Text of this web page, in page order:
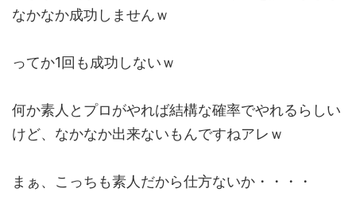
なかなか成功しませんｗ
ってか1回も成功しないｗ
何か素人とプロがやれば結構な確率でやれるらしい
けど、なかなか出来ないもんですねアレｗ
まぁ、こっちも素人だから仕方ないか・・・・